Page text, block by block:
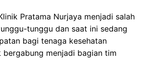
Pratama Nurjaya menjadi salah
tunggu dan saat ini sedang
bagi tenaga kesehatan
menjadi bagian tim